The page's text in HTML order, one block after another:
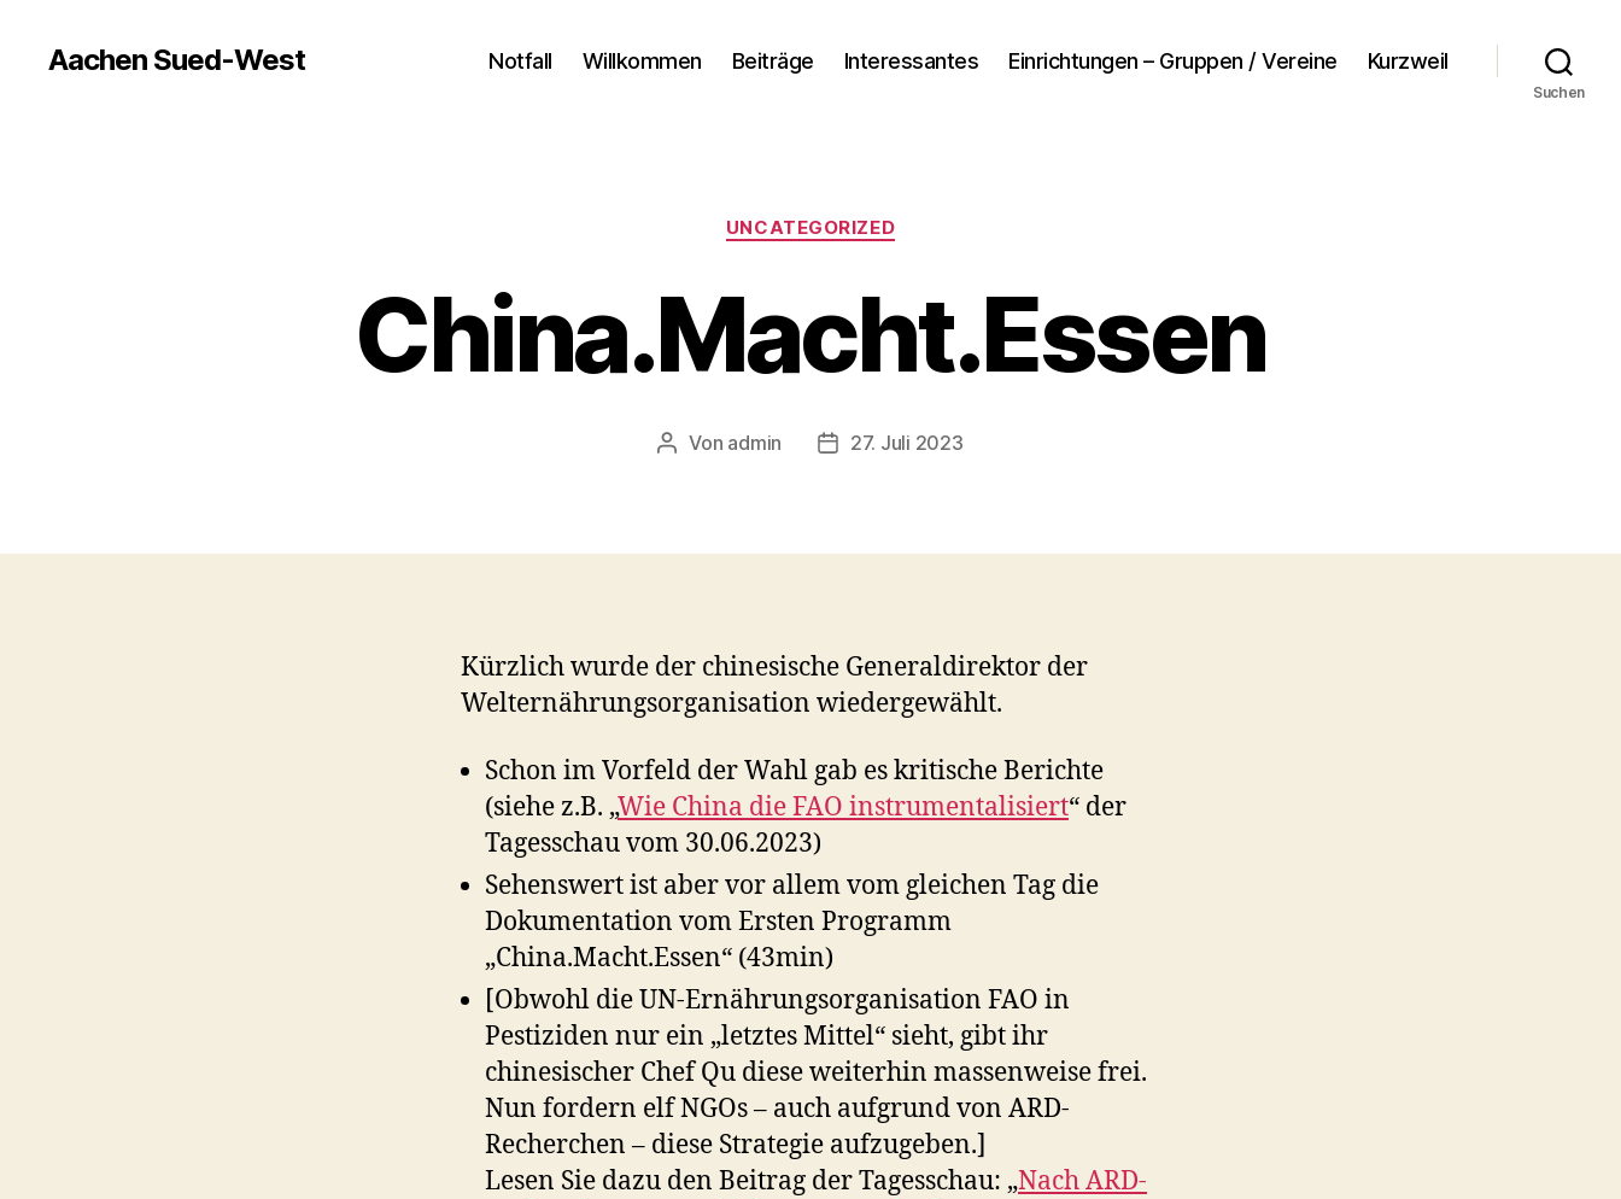
Aachen Sued-West Notfall Willkommen Beiträge Interessantes Einrichtungen – Gruppen / Vereine Kurzweil
Suchen
Kategorien
UNCATEGORIZED
China.Macht.Essen
Beitragsautor
Von admin Veröffentlichungsdatum
27. Juli 2023
Kürzlich wurde der chinesische Generaldirektor der
Welternährungsorganisation wiedergewählt.
Schon im Vorfeld der Wahl gab es kritische Berichte
(siehe z.B. „Wie China die FAO instrumentalisiert“ der
Tagesschau vom 30.06.2023)
Sehenswert ist aber vor allem vom gleichen Tag die
Dokumentation vom Ersten Programm
„China.Macht.Essen“ (43min)
[Obwohl die UN-Ernährungsorganisation FAO in
Pestiziden nur ein „letztes Mittel“ sieht, gibt ihr
chinesischer Chef Qu diese weiterhin massenweise frei.
Nun fordern elf NGOs – auch aufgrund von ARD-
Recherchen – diese Strategie aufzugeben.]
Lesen Sie dazu den Beitrag der Tagesschau: „Nach ARD-